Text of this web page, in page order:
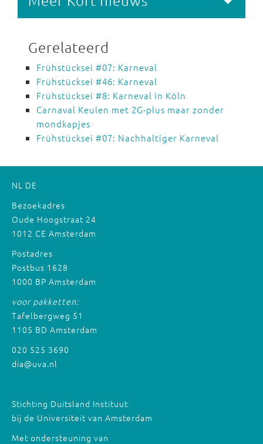
Gerelateerd
Frühstücksei #07: Karneval
Frühstücksei #46: Karneval
Frühstücksei #8: Karneval in Köln
Carnaval Keulen met 2G-plus maar zonder
mondkapjes
Frühstücksei #07: Nachhaltiger Karneval
NL DE
Bezoekadres
Oude Hoogstraat 24
1012 CE Amsterdam
Postadres
Postbus 1628
1000 BP Amsterdam
voor pakketten:
Tafelbergweg 51
1105 BD Amsterdam
020 525 3690
dia@uva.nl
Stichting Duitsland Instituut
bij de Universiteit van Amsterdam
Met ondersteuning van